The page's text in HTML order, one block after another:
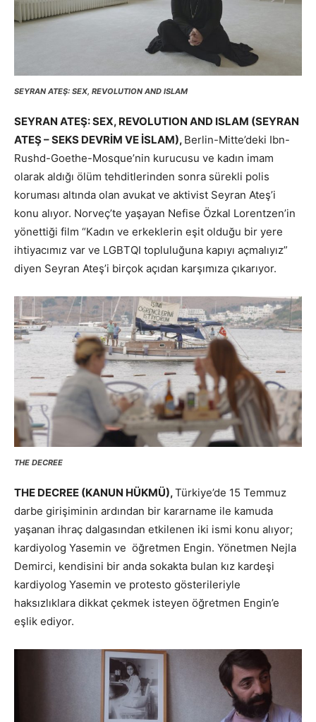
SEYRAN ATEŞ: SEX, REVOLUTION AND ISLAM
SEYRAN ATEŞ: SEX, REVOLUTION AND ISLAM (SEYRAN
ATEŞ – SEKS DEVRİM VE İSLAM), Berlin-Mitte’deki Ibn-
Rushd-Goethe-Mosque’nin kurucusu ve kadın imam
olarak aldığı ölüm tehditlerinden sonra sürekli polis
koruması altında olan avukat ve aktivist Seyran Ateş’i
konu alıyor. Norveç’te yaşayan Nefise Özkal Lorentzen’in
yönettiği film “Kadın ve erkeklerin eşit olduğu bir yere
ihtiyacımız var ve LGBTQI topluluğuna kapıyı açmalıyız”
diyen Seyran Ateş’i birçok açıdan karşımıza çıkarıyor.
THE DECREE
THE DECREE (KANUN HÜKMÜ),Türkiye’de 15 Temmuz
darbe girişiminin ardından bir kararname ile kamuda
yaşanan ihraç dalgasından etkilenen iki ismi konu alıyor;
kardiyolog Yasemin ve öğretmen Engin. Yönetmen Nejla
Demirci, kendisini bir anda sokakta bulan kız kardeşi
kardiyolog Yasemin ve protesto gösterileriyle
haksızlıklara dikkat çekmek isteyen öğretmen Engin’e
eşlik ediyor.